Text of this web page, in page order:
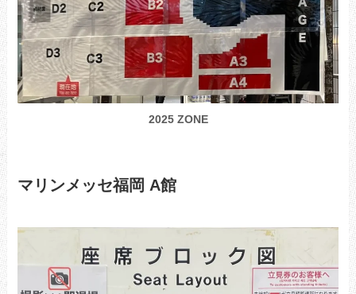
2025 ZONE
マリンメッセ福岡 A館